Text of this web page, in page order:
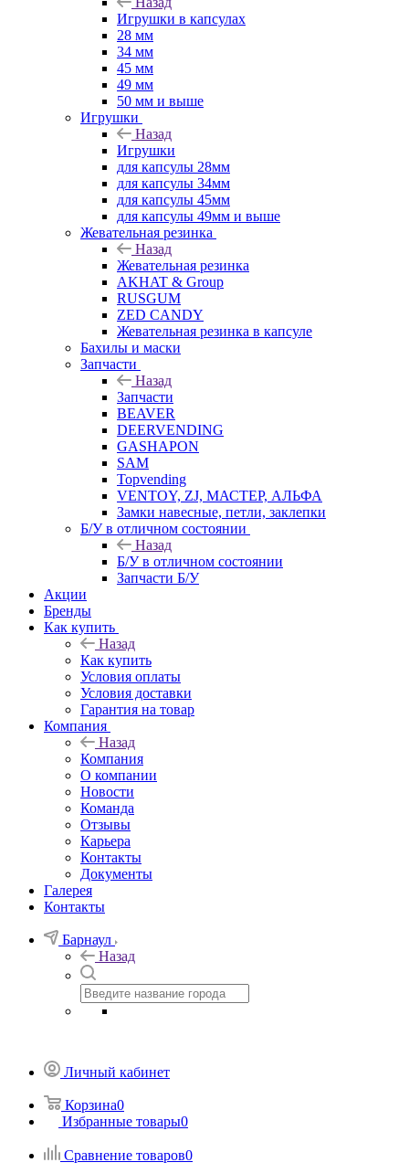
Игрушки в капсулах
28 мм
34 мм
45 мм
49 мм
50 мм и выше
Игрушки
Назад
Игрушки
для капсулы 28мм
для капсулы 34мм
для капсулы 45мм
для капсулы 49мм и выше
Жевательная резинка
Назад
Жевательная резинка
AKHAT & Group
RUSGUM
ZED CANDY
Жевательная резинка в капсуле
Бахилы и маски
Запчасти
Назад
Запчасти
BEAVER
DEERVENDING
GASHAPON
SAM
Topvending
VENTOY, ZJ, МАСТЕР, АЛЬФА
Замки навесные, петли, заклепки
Б/У в отличном состоянии
Назад
Б/У в отличном состоянии
Запчасти Б/У
Акции
Бренды
Как купить
Назад
Как купить
Условия оплаты
Условия доставки
Гарантия на товар
Компания
Назад
Компания
О компании
Новости
Команда
Отзывы
Карьера
Контакты
Документы
Галерея
Контакты
Барнаул
Назад
Личный кабинет
Корзина0
Избранные товары0
Сравнение товаров0